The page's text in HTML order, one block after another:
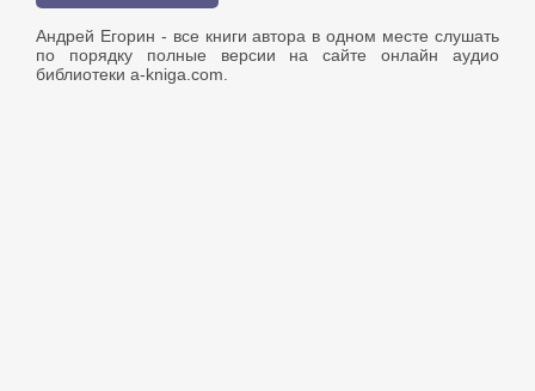
Андрей Егорин - все книги автора в одном месте слушать
по порядку полные версии на сайте онлайн аудио
библиотеки a-kniga.com.